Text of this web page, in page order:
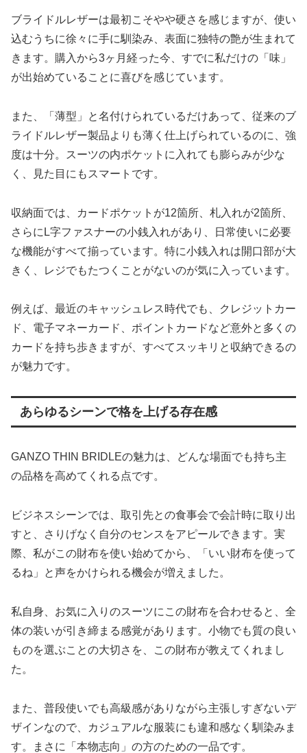
ブライドルレザーは最初こそやや硬さを感じますが、使い
込むうちに徐々に手に馴染み、表面に独特の艶が生まれて
きます。購入から3ヶ月経った今、すでに私だけの「味」
が出始めていることに喜びを感じています。
また、「薄型」と名付けられているだけあって、従来のブ
ライドルレザー製品よりも薄く仕上げられているのに、強
度は十分。スーツの内ポケットに入れても膨らみが少な
く、見た目にもスマートです。
収納面では、カードポケットが12箇所、札入れが2箇所、
さらにL字ファスナーの小銭入れがあり、日常使いに必要
な機能がすべて揃っています。特に小銭入れは開口部が大
きく、レジでもたつくことがないのが気に入っています。
例えば、最近のキャッシュレス時代でも、クレジットカー
ド、電子マネーカード、ポイントカードなど意外と多くの
カードを持ち歩きますが、すべてスッキリと収納できるの
が魅力です。
あらゆるシーンで格を上げる存在感
GANZO THIN BRIDLEの魅力は、どんな場面でも持ち主
の品格を高めてくれる点です。
ビジネスシーンでは、取引先との食事会で会計時に取り出
すと、さりげなく自分のセンスをアピールできます。実
際、私がこの財布を使い始めてから、「いい財布を使って
るね」と声をかけられる機会が増えました。
私自身、お気に入りのスーツにこの財布を合わせると、全
体の装いが引き締まる感覚があります。小物でも質の良い
ものを選ぶことの大切さを、この財布が教えてくれまし
た。
また、普段使いでも高級感がありながら主張しすぎないデ
ザインなので、カジュアルな服装にも違和感なく馴染みま
す。まさに「本物志向」の方のための一品です。